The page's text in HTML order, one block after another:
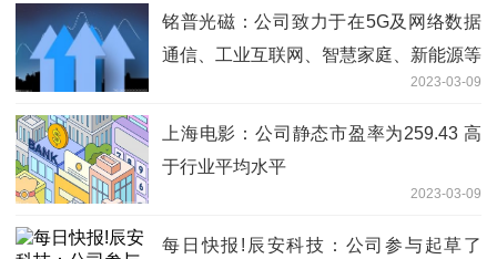
铭普光磁：公司致力于在5G及网络数据
通信、工业互联网、智慧家庭、新能源等
应用领域为客户提供优质的产品和技术解
决方案-全球时讯
2023-03-09
上海电影：公司静态市盈率为259.43 高
于行业平均水平
2023-03-09
每日快报!辰安科技：公司参与起草了